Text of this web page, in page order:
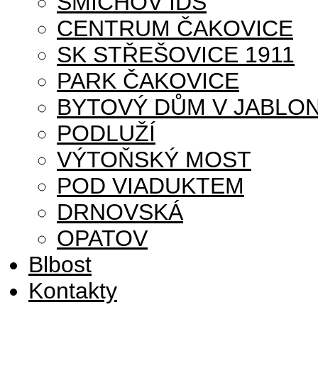
CENTRUM ČAKOVICE
SK STŘEŠOVICE 1911
PARK ČAKOVICE
BYTOVÝ DŮM V
PODLUŽÍ
VÝTOŇSKÝ MOST
POD VIADUKTEM
DRNOVSKÁ
OPATOV
Blbost
Kontakty